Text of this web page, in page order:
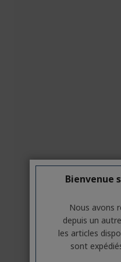
Bienvenue
Nous avons
depuis un
les articles
sont